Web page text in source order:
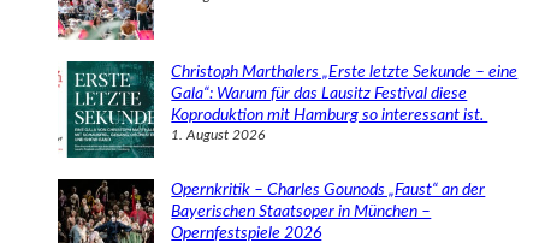
Christoph Marthalers „Erste letzte Sekunde – eine
Gala“: Warum für das Lausitz Festival diese
Koproduktion mit Hamburg so interessant ist.
1. August 2026
Opernkritik – Charles Gounods „Faust“ an der
Bayerischen Staatsoper in München –
Opernfestspiele 2026